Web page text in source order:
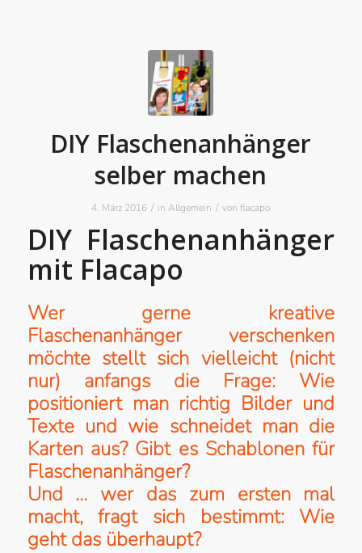
DIY Flaschenanhänger
selber machen
4. März 2016 / inAllgemein / vonflacapo
DIY Flaschenanhänger
mit Flacapo
Wer gerne kreative
Flaschenanhänger verschenken
möchte stellt sich vielleicht (nicht
nur) anfangs die Frage: Wie
positioniert man richtig Bilder und
Texte und wie schneidet man die
Karten aus? Gibt es Schablonen für
Flaschenanhänger?
Und … wer das zum ersten mal
macht, fragt sich bestimmt: Wie
geht das überhaupt?